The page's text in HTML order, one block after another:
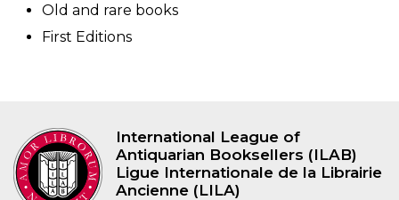
Old and rare books
First Editions
International League of
Antiquarian Booksellers (ILAB)
Ligue Internationale de la Librairie
Ancienne (LILA)